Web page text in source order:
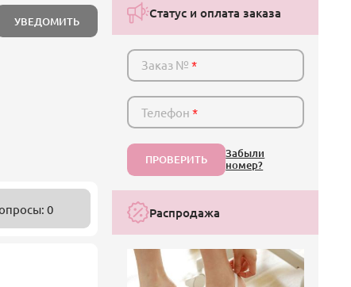
УВЕДОМИТЬ
0
Статус и оплата заказа
Заказ №*
Телефон*
ПРОВЕРИТЬ
Забыли
номер?
Распродажа